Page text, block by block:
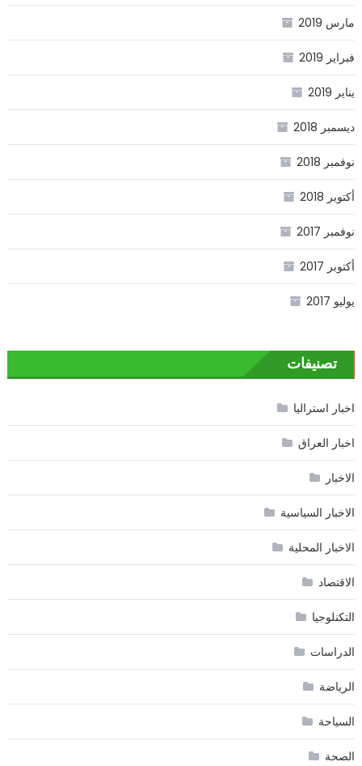
مارس 2019
فبراير 2019
يناير 2019
ديسمبر 2018
نوفمبر 2018
أكتوبر 2018
نوفمبر 2017
أكتوبر 2017
يوليو 2017
تصنيفات
اخبار استراليا
اخبار العراق
الاخبار
الاخبار السياسية
الاخبار المحلية
الاقتصاد
التكنلوجيا
الدراسات
الرياضة
السياحة
الصحة